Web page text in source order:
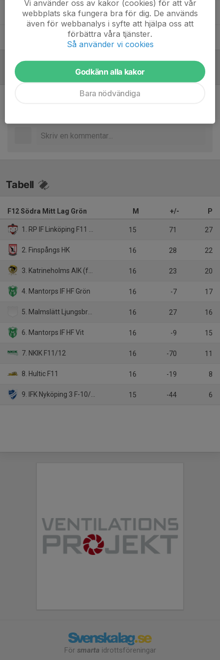
Markus ForsmanTränare
Stefan KirchTränare
Referat
Tabell
F12 Södra Mitt Lag Grön M +/- P
1. RP IF Linköping F11 Röd 15 71 27
2. Finspångs HK 16 28 22
3. Katrineholms AIK (f11) 16 23 20
4. Mantorps IF HF Grön 16 -7 17
5. Malmslätt Ljungsbro HF F11 16 27 16
6. Mantorps IF HF Vit 16 -9 15
7. NKIK F11/12 16 -70 11
8. Hultic F11 16 -19 8
9. IFK Nyköping 3 F-10/11 15 -44 6
För smarta idrottsföreningar
Vi använder oss av kakor (cookies) för att vår
webbplats ska fungera bra för dig. De används
även för webbanalys i syfte att hjälpa oss att
förbättra våra tjänster.
Så använder vi cookies
Godkänn alla kakor
Bara nödvändiga